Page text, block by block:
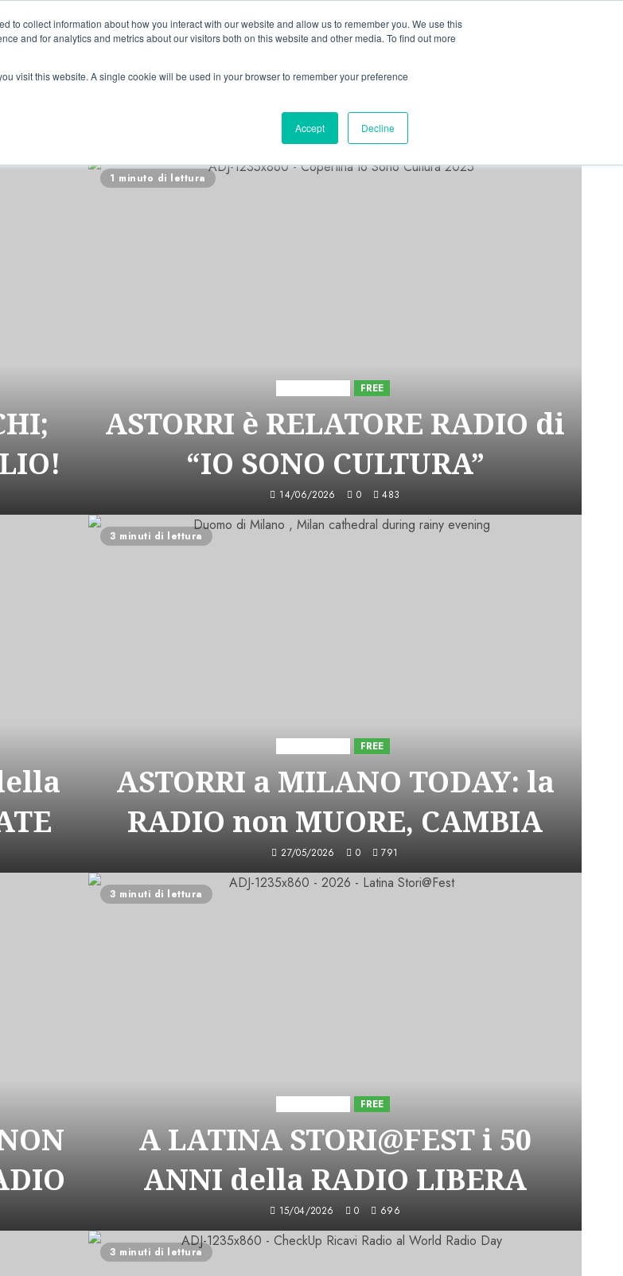
to collect information about how you interact with our website and allow us to remember you. We use this
and for analytics and metrics about our visitors both on this website and other media. To find out more
visit this website. A single cookie will be used in your browser to remember your preference
Accept Decline
LinkedinFacebook
ASTORRI NEWS
1 minuto di lettura
FREE
ASTORRI è RELATORE RADIO di
“IO SONO CULTURA”
14/06/2026 0 483
3 minuti di lettura
FREE
ASTORRI a MILANO TODAY: la
RADIO non MUORE, CAMBIA
27/05/2026 0 791
3 minuti di lettura
FREE
A LATINA STORI@FEST i 50
ANNI della RADIO LIBERA
15/04/2026 0 696
3 minuti di lettura